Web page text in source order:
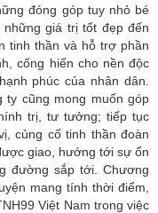
đóng góp tuy nhỏ bé
giá trị tốt đẹp đến
tinh thần và hỗ trợ phần
cống hiến cho nền độc
phúc của nhân dân.
ty cũng mong muốn góp
trị, tư tưởng; tiếp tục
củng cố tinh thần đoàn
giao, hướng tới sự ổn
đường sắp tới. Chương
mang tính thời điểm,
Việt Nam trong việc